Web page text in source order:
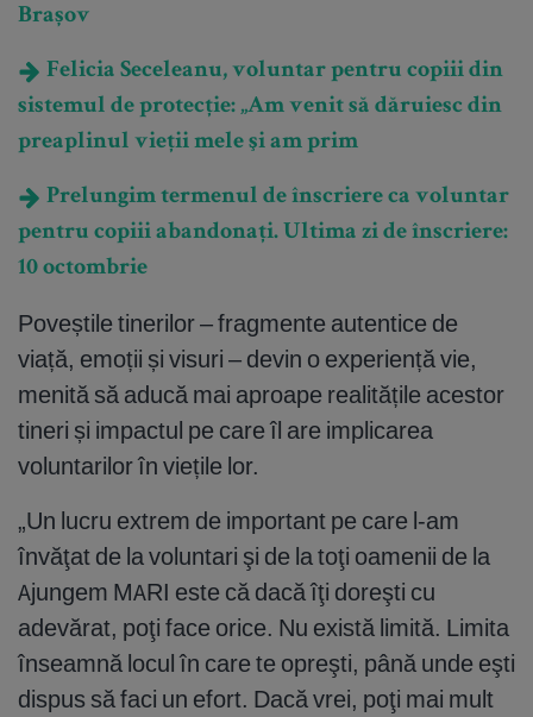
Brașov
Felicia Seceleanu, voluntar pentru copiii din
sistemul de protecţie: „Am venit să dăruiesc din
preaplinul vieţii mele şi am prim
Prelungim termenul de înscriere ca voluntar
pentru copiii abandonați. Ultima zi de înscriere:
10 octombrie
Poveștile tinerilor – fragmente autentice de
viață, emoții și visuri – devin o experiență vie,
menită să aducă mai aproape realitățile acestor
tineri și impactul pe care îl are implicarea
voluntarilor în viețile lor.
„Un lucru extrem de important pe care l-am
învăţat de la voluntari şi de la toţi oamenii de la
Ajungem MARI este că dacă îţi doreşti cu
adevărat, poţi face orice. Nu există limită. Limita
înseamnă locul în care te opreşti, până unde eşti
dispus să faci un efort. Dacă vrei, poţi mai mult